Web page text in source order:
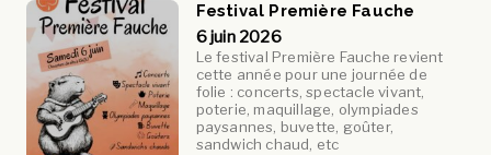
Festival Première Fauche
6 juin 2026
Le festival Première Fauche revient
cette année pour une journée de
folie : concerts, spectacle vivant,
poterie, maquillage, olympiades
paysannes, buvette, goûter,
sandwich chaud, etc